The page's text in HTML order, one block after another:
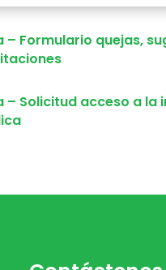
– Formulario quejas,
– Solicitud acceso a la